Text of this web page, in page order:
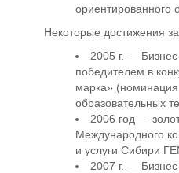
ориентированного
Некоторые достижения
2005 г. —
победителем в
марка»
образовательных
2006 год —
Международного
и услуги Сибири
2007 г. —